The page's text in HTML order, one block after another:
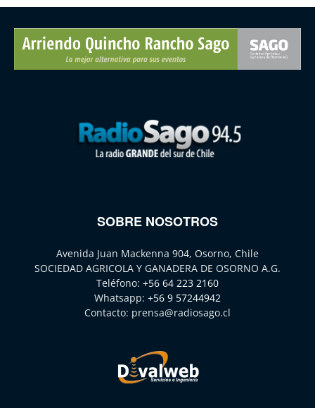
SOBRE NOSOTROS
Avenida Juan Mackenna 904, Osorno, Chile
SOCIEDAD AGRICOLA Y GANADERA DE OSORNO A.G.
Teléfono: +56 64 223 2160
Whatsapp: +56 9 57244942
Contacto: prensa@radiosago.cl